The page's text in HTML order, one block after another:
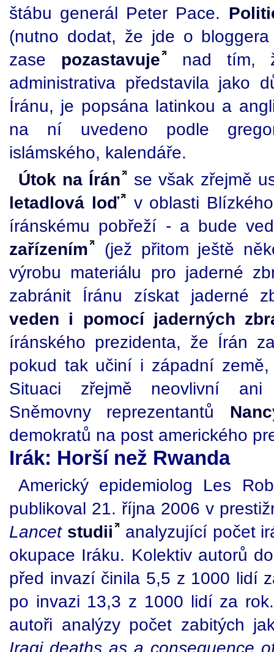
štábu generál Peter Pace.
(nutno dodat, že jde o
zase pozastavuje
nad tím,
administrativa představila jako
Íránu, je popsána latinkou a
na ní uvedeno podle
islámského, kalendáře.
Útok na Írán
se však zřejmě
letadlová loď
v oblasti
íránskému pobřeží - a bude
zařízením
(jež přitom ještě
výrobu materiálu pro jaderné
zabránit Íránu získat jaderné
veden i pomocí jaderných
íránského prezidenta, že Írán
pokud tak učiní i západní
Situaci zřejmě neovlivní ani
Sněmovny reprezentantů
demokratů na post amerického
Irák: Horší než Rwanda
Americký epidemiolog Les
publikoval 21. října 2006 v
Lancet studii
analyzující počet
okupace Iráku. Kolektiv autorů
před invazí činila 5,5 z 1000 lidí
po invazi 13,3 z 1000 lidí za
autoři analýzy počet zabitých
Iraqi deaths as a consequence